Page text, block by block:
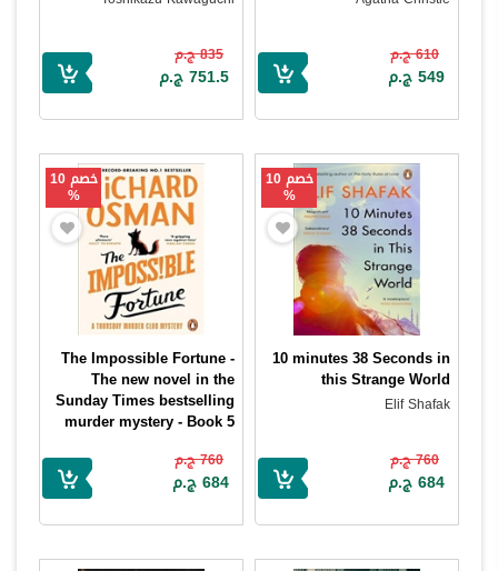
610 ج.م
549 ج.م
835 ج.م
751.5 ج.م
خصم 10
%
10 minutes 38 Seconds in
this Strange World
Elif Shafak
760 ج.م
684 ج.م
خصم 10
%
The Impossible Fortune -
The new novel in the
Sunday Times bestselling
murder mystery - Book 5
760 ج.م
684 ج.م